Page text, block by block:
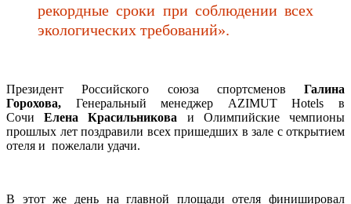
рекордные сроки при соблюдении всех
экологических требований».
Президент Российского союза спортсменов Галина
Горохова, Генеральный менеджер AZIMUT Hotels в
Сочи
Елена Красильникова и Олимпийские чемпионы
прошлых лет поздравили всех пришедших в зале с открытием
отеля и пожелали удачи.
В этот же день на главной площади отеля финишировал